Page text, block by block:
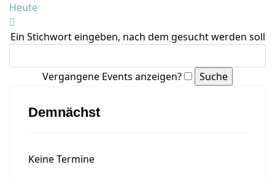
Heute
Ein Stichwort eingeben, nach dem gesucht werden soll
Vergangene Events anzeigen?
Demnächst
Keine Termine